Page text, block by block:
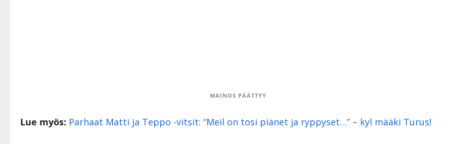
MAINOS PÄÄTTYY
Lue myös: Parhaat Matti ja Teppo -vitsit: “Meil on tosi piänet ja ryppyset…” – kyl määki Turus!